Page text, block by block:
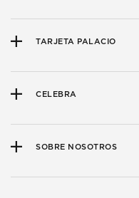
TARJETA PALACIO
CELEBRA
SOBRE NOSOTROS